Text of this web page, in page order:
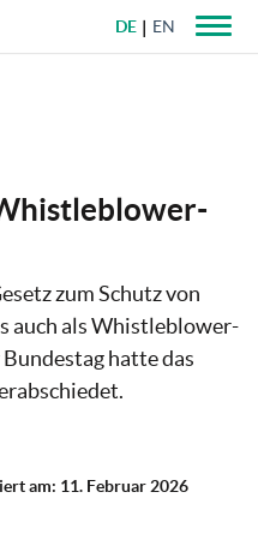
DE EN
zum Schutz von
auch als Whistleblower-
hatte das
am: 11. Februar 2026